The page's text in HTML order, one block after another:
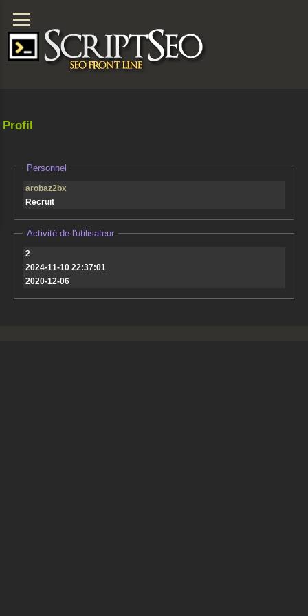
Profil
Personnel
arobaz2bx
Recruit
Activité de l'utilisateur
2
2024-11-10 22:37:01
2020-12-06